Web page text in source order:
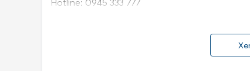
Hotline: 0945 333 777